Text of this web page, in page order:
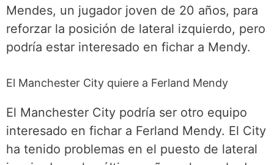
Mendes, un jugador joven de 20 años, para
reforzar la posición de lateral izquierdo, pero
podría estar interesado en fichar a Mendy.
El Manchester City quiere a Ferland Mendy
El Manchester City podría ser otro equipo
interesado en fichar a Ferland Mendy. El City
ha tenido problemas en el puesto de lateral